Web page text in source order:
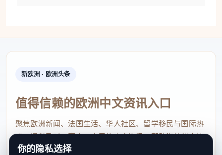
新欧洲 · 欧洲头条
值得信赖的欧洲中文资讯入口
聚焦欧洲新闻、法国生活、华人社区、留学移民与国际热
点，提供及时、真实、实用的中文资讯，帮助海外华人快
速了解欧洲动态。
你的隐私选择